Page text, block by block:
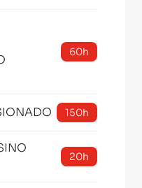
60h
150h
20h